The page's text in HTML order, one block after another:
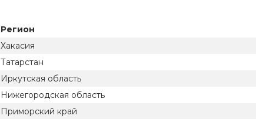
Регион
Хакасия
Татарстан
Иркутская область
Нижегородская область
Приморский край